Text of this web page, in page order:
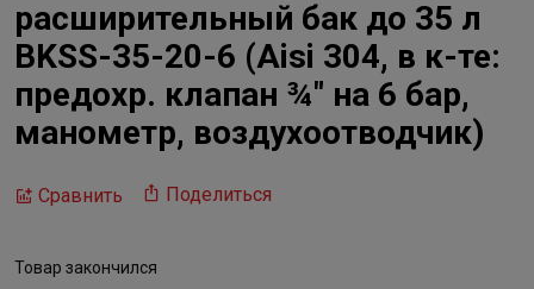
расширительный бак до 35 л
BKSS-35-20-6 (Aisi 304, в к-те:
предохр. клапан ¾″ на 6 бар,
манометр, воздухоотводчик)
Сравнить Поделиться
Товар закончился